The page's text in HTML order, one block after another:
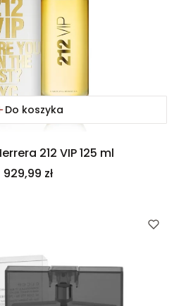
Do koszyka
212 VIP 125 ml
Cena
929,99 zł